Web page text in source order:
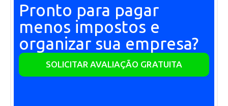
Pronto para pagar
menos impostos e
organizar sua empresa?
SOLICITAR AVALIAÇÃO GRATUITA